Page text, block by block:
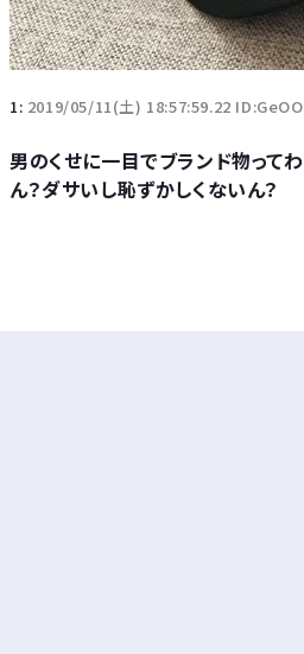
1: 2019/05/11(土) 18:57:59.22
男のくせに一目でブランド物って
ん？ダサいし恥ずかしくないん？